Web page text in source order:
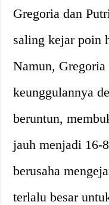
Gregoria dan
saling kejar poin
Namun,
keunggulannya
beruntun,
jauh menjadi
berusaha
terlalu besar